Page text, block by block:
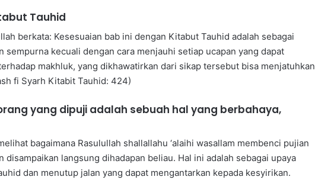
Tauhid
berkata: Kesesuaian bab ini dengan Kitabut Tauhid adalah sebagai
sempurna kecuali dengan cara menjauhi setiap ucapan yang dapat
makhluk, yang dikhawatirkan dari sikap tersebut bisa menjatuhkan
fi Syarh Kitabit Tauhid: 424)
yang dipuji adalah sebuah hal yang berbahaya,
bagaimana Rasulullah shallallahu ‘alaihi wasallam membenci pujian
disampaikan langsung dihadapan beliau. Hal ini adalah sebagai upaya
dan menutup jalan yang dapat mengantarkan kepada kesyirikan.